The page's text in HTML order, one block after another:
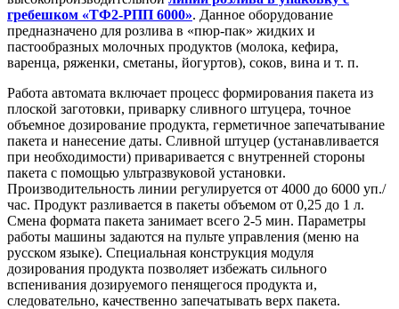
гребешком «ТФ2-РПП 6000». Данное оборудование
предназначено для розлива в «пюр-пак» жидких и
пастообразных молочных продуктов (молока, кефира,
варенца, ряженки, сметаны, йогуртов), соков, вина и т. п.
Работа автомата включает процесс формирования пакета из
плоской заготовки, приварку сливного штуцера, точное
объемное дозирование продукта, герметичное запечатывание
пакета и нанесение даты. Сливной штуцер (устанавливается
при необходимости) приваривается с внутренней стороны
пакета с помощью ультразвуковой установки.
Производительность линии регулируется от 4000 до 6000 уп./
час. Продукт разливается в пакеты объемом от 0,25 до 1 л.
Смена формата пакета занимает всего 2-5 мин. Параметры
работы машины задаются на пульте управления (меню на
русском языке). Специальная конструкция модуля
дозирования продукта позволяет избежать сильного
вспенивания дозируемого пенящегося продукта и,
следовательно, качественно запечатывать верх пакета.